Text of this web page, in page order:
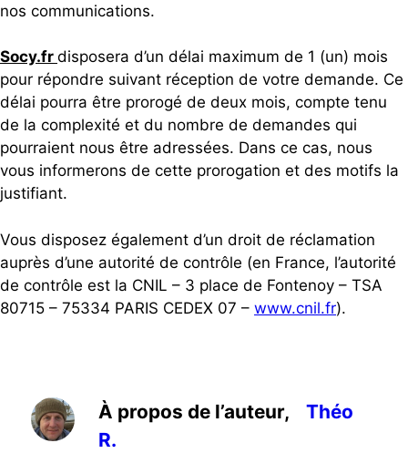
nos communications.
Socy.fr disposera d’un délai maximum de 1 (un) mois
pour répondre suivant réception de votre demande. Ce
délai pourra être prorogé de deux mois, compte tenu
de la complexité et du nombre de demandes qui
pourraient nous être adressées. Dans ce cas, nous
vous informerons de cette prorogation et des motifs la
justifiant.
Vous disposez également d’un droit de réclamation
auprès d’une autorité de contrôle (en France, l’autorité
de contrôle est la CNIL – 3 place de Fontenoy – TSA
80715 – 75334 PARIS CEDEX 07 – www.cnil.fr).
À propos de l’auteur,
Théo
R.